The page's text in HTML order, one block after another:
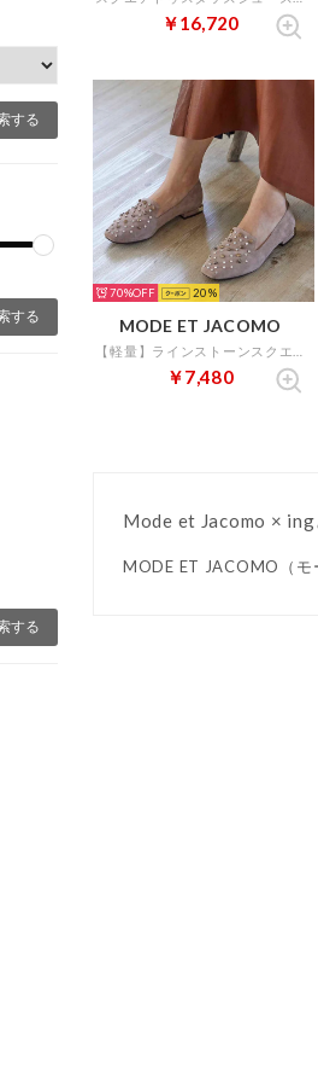
￥16,720
70% 20
MODE ET JACOMO
￥7,480
Mode et Jacomo × ing
MODE ET JACOMO（モ